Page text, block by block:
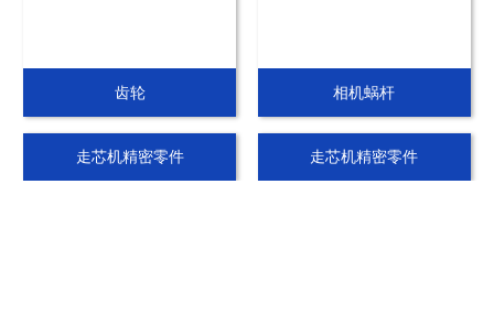
齿轮 相机蜗杆
走芯机精密零件 走芯机精密零件